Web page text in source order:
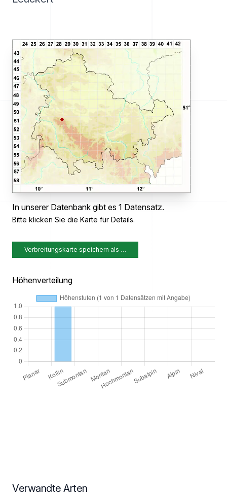
In unserer Datenbank gibt es 1 Datensatz.
Bitte klicken Sie die Karte für Details.
Verbreitungskarte speichern als …
Höhenverteilung
Verwandte Arten